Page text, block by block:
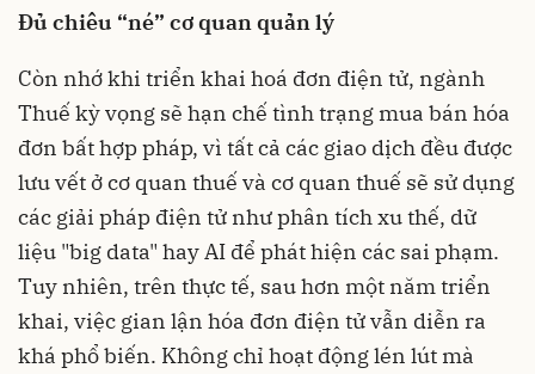
Đủ chiêu “né” cơ quan quản lý
Còn nhớ khi triển khai hoá đơn điện tử, ngành
Thuế kỳ vọng sẽ hạn chế tình trạng mua bán hóa
đơn bất hợp pháp, vì tất cả các giao dịch đều được
lưu vết ở cơ quan thuế và cơ quan thuế sẽ sử dụng
các giải pháp điện tử như phân tích xu thế, dữ
liệu "big data" hay AI để phát hiện các sai phạm.
Tuy nhiên, trên thực tế, sau hơn một năm triển
khai, việc gian lận hóa đơn điện tử vẫn diễn ra
khá phổ biến. Không chỉ hoạt động lén lút mà